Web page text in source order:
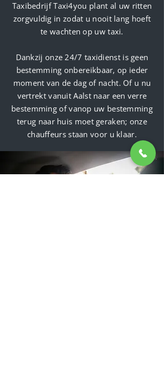
Taxibedrijf Taxi4you plant al uw ritten
zorgvuldig in zodat u nooit lang hoeft
te wachten op uw taxi.
Dankzij onze 24/7 taxidienst is geen
bestemming onbereikbaar, op ieder
moment van de dag of nacht. Of u nu
vertrekt vanuit Aalst naar een verre
bestemming of vanop uw bestemming
terug naar huis moet geraken; onze
chauffeurs staan voor u klaar.